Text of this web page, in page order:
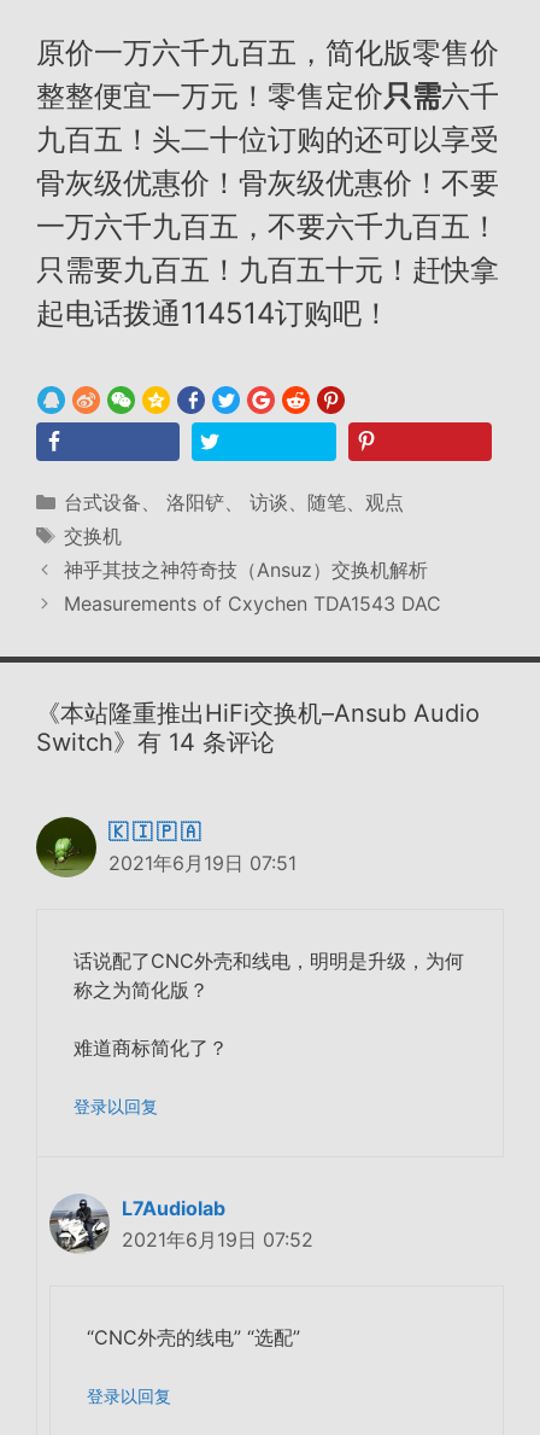
原价一万六千九百五，简化版零售价
整整便宜一万元！零售定价只需六千
九百五！头二十位订购的还可以享受
骨灰级优惠价！骨灰级优惠价！不要
一万六千九百五，不要六千九百五！
只需要九百五！九百五十元！赶快拿
起电话拨通114514订购吧！
分
类
台式设备、 洛阳铲、 访谈、随笔、观点
标
签
交换机
神乎其技之神符奇技（Ansuz）交换机解析
Measurements of Cxychen TDA1543 DAC
《本站隆重推出HiFi交换机–Ansub Audio
Switch》有 14 条评论
🇰 🇮 🇵 🇦
2021年6月19日 07:51
话说配了CNC外壳和线电，明明是升级，为何
称之为简化版？
难道商标简化了？
登录以回复
L7Audiolab
2021年6月19日 07:52
“CNC外壳的线电” “选配”
登录以回复